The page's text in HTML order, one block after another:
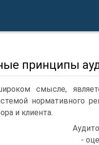
принципы
смысле,
нормативного
и клиента.
-